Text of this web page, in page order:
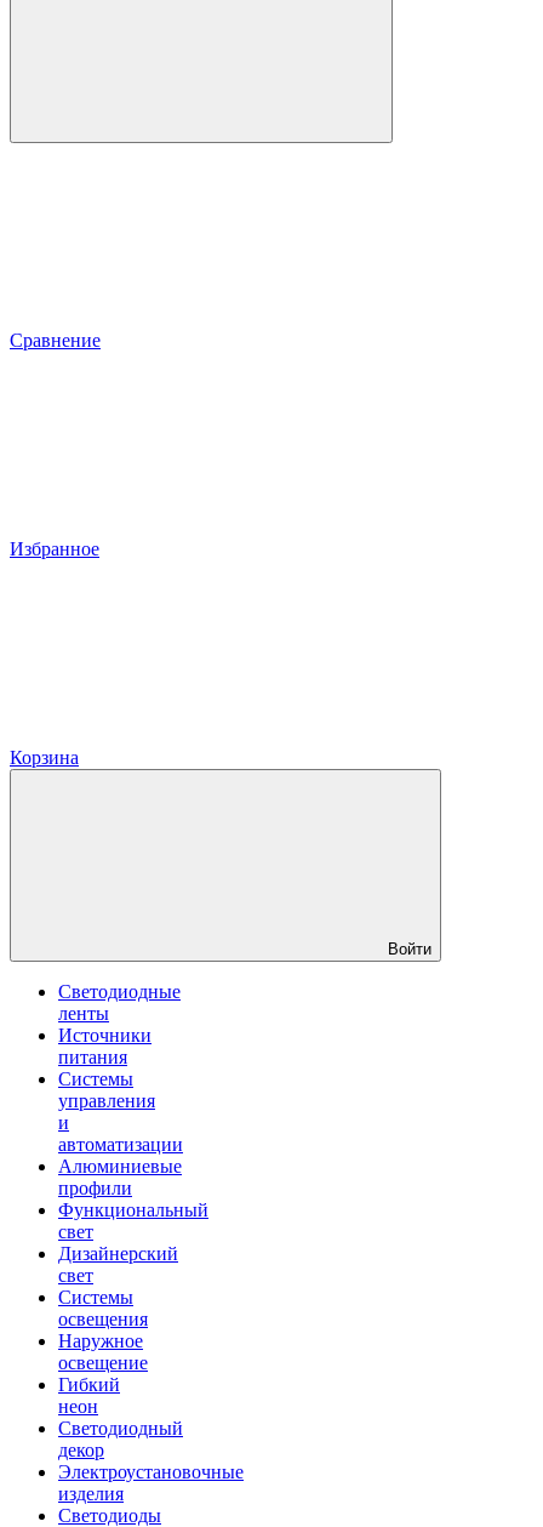
Сравнение
Избранное
Корзина
Войти
Светодиодные
ленты
Источники
питания
Системы
управления
и
автоматизации
Алюминиевые
профили
Функциональный
свет
Дизайнерский
свет
Системы
освещения
Наружное
освещение
Гибкий
неон
Светодиодный
декор
Электроустановочные
изделия
Светодиоды